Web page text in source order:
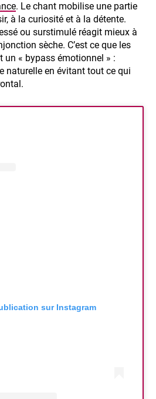
. Le chant mobilise une partie
à la curiosité et à la détente.
ou surstimulé réagit mieux à
sèche. C’est ce que les
un « bypass émotionnel » :
naturelle en évitant tout ce qui
sur Instagram